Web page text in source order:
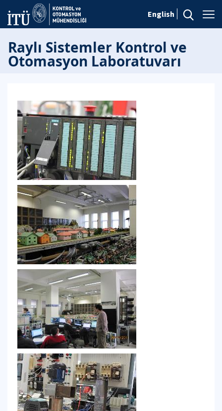
English
Raylı Sistemler Kontrol ve
Otomasyon Laboratuvarı